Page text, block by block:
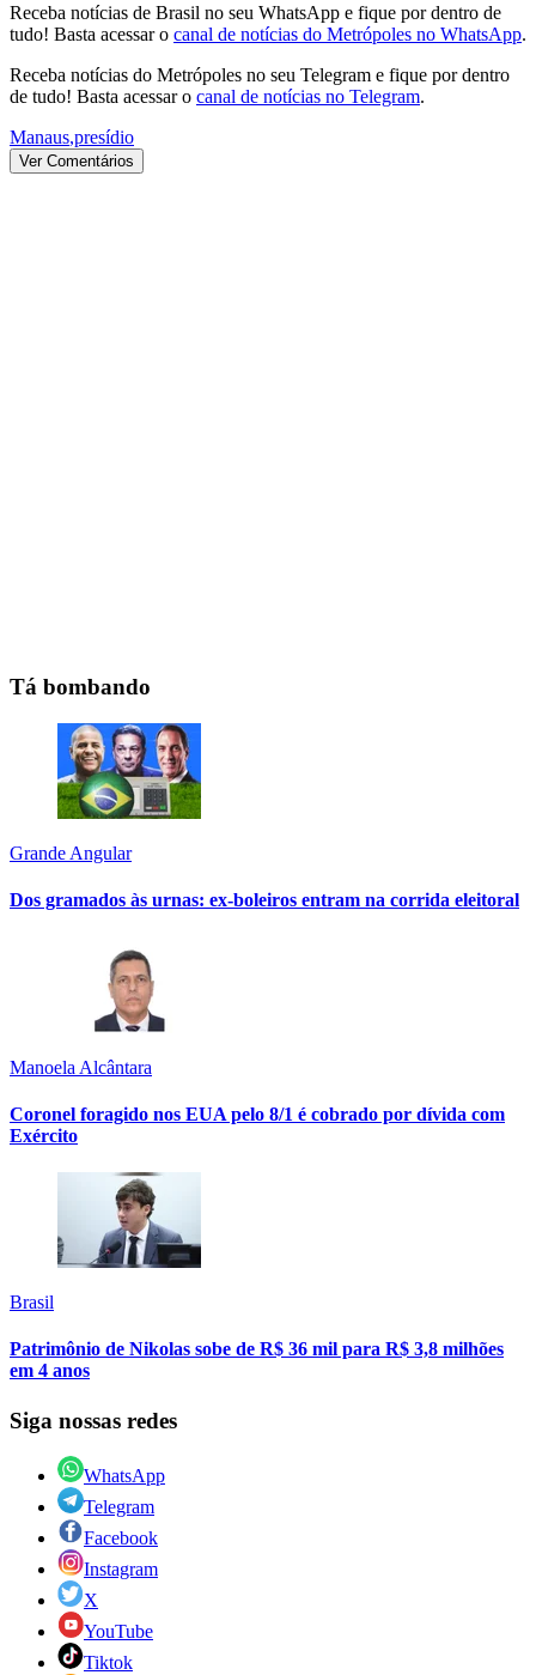
Receba notícias de Brasil no seu WhatsApp e fique por dentro de
tudo! Basta acessar o canal de notícias do Metrópoles no WhatsApp.
Receba notícias do Metrópoles no seu Telegram e fique por dentro
de tudo! Basta acessar o canal de notícias no Telegram.
Manaus,presídio
Ver Comentários
Tá bombando
Grande Angular
Dos gramados às urnas: ex-boleiros entram na corrida eleitoral
Manoela Alcântara
Coronel foragido nos EUA pelo 8/1 é cobrado por dívida com
Exército
Brasil
Patrimônio de Nikolas sobe de R$ 36 mil para R$ 3,8 milhões
em 4 anos
Siga nossas redes
WhatsApp
Telegram
Facebook
Instagram
X
YouTube
Tiktok